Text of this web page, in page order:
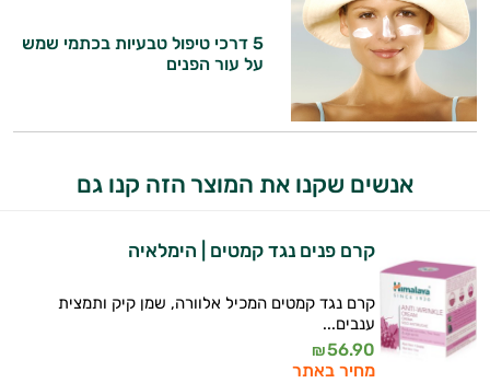
5 דרכי טיפול טבעיות בכתמי שמש
על עור הפנים
אנשים שקנו את המוצר הזה קנו גם
קרם פנים נגד קמטים | הימלאיה
קרם נגד קמטים המכיל אלוורה, שמן קיק ותמצית
ענבים...
56.90
₪
מחיר באתר
היי,
אני יועץ הבריאות האישי AI של טבע בריא.
ותזונת הספורט.
אני כאן כדי לעזור לך להתאים את תוספי
התזונה ומוצרי הבריאות המדויקים למטרות
ולמצב הגופני שלך, ולהסביר לך אילו רכיבים
עובדים יחד כדי למקסם תוצאות גם בחיי היום
יום וגם בתחום הכושר והספורט.
המטרה שלי היא להתאים עבורך המלצות